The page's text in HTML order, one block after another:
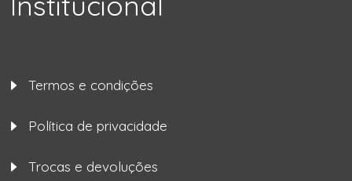
Termos e condições
Política de privacidade
Trocas e devoluções